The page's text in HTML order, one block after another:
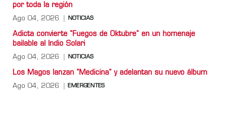
por toda la región
Ago 04, 2026 NOTICIAS
Adicta convierte "Fuegos de Oktubre" en un homenaje
bailable al Indio Solari
Ago 04, 2026 NOTICIAS
Los Magos lanzan "Medicina" y adelantan su nuevo álbum
Ago 04, 2026 EMERGENTES